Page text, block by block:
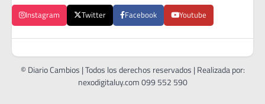
Instagram Twitter Facebook Youtube